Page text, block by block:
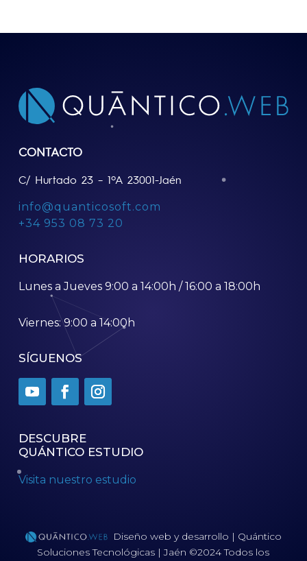
CONTACTO
C/ Hurtado 23 – 1ºA 23001-Jaén
info@quanticosoft.com
+34 953 08 73 20
HORARIOS
Lunes a Jueves 9:00 a 14:00h / 16:00 a 18:00h
Viernes: 9:00 a 14:00h
SÍGUENOS
DESCUBRE
QUÁNTICO ESTUDIO
Visita nuestro estudio
Diseño web y desarrollo | Quántico
Soluciones Tecnológicas | Jaén ©2024 Todos los